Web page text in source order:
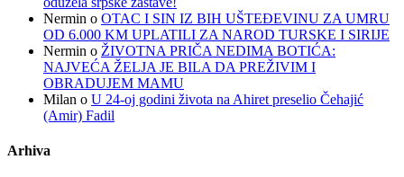
Nermin o OTAC I SIN IZ BIH UŠTEĐEVINU ZA UMRU
OD 6.000 KM UPLATILI ZA NAROD TURSKE I SIRIJE
Nermin o ŽIVOTNA PRIČA NEDIMA BOTIĆA:
NAJVEĆA ŽELJA JE BILA DA PREŽIVIM I
OBRADUJEM MAMU
Milan o U 24-oj godini života na Ahiret preselio Čehajić
(Amir) Fadil
Arhiva